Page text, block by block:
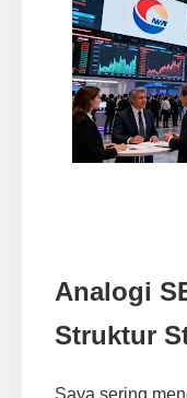
Analogi
Struktur
Saya sering